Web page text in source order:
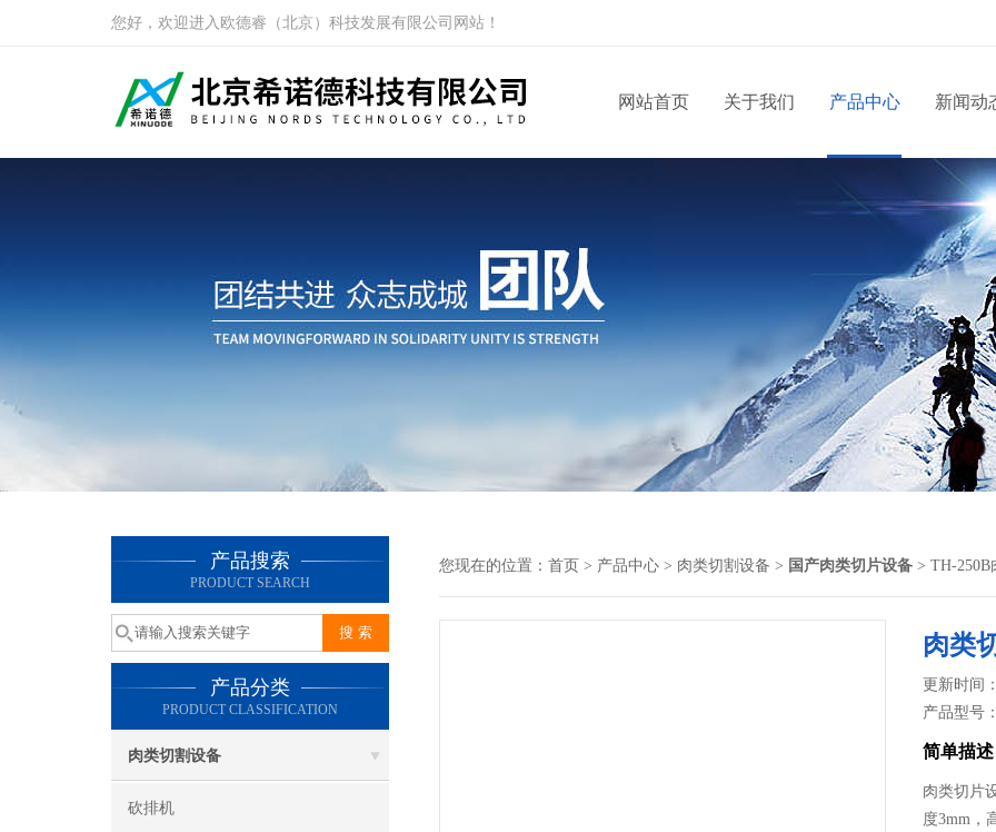
您好，欢迎进入欧德睿（北京）科技发展有限公司网站！
网站首页 关于我们 产品中心 新闻动
产品搜索
PRODUCT SEARCH
产品分类
PRODUCT CLASSIFICATION
肉类切割设备
砍排机
您现在的位置： 首页 > 产品中心 > 肉类切割设备 > 国产肉类切片设备 > TH-250B
肉类
更新时间
产品型号
简单描述
肉类切片
度3mm，